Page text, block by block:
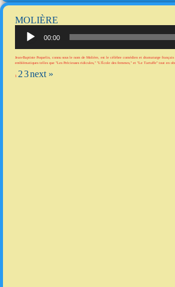
MOLIÈRE
00:00
Jean-Baptiste Poquelin, connu sous le nom de Molière, est le célèbre comédien et dramaturge
emblématiques telles que "Les Précieuses ridicules," "L'École des femmes," et "Le Tartuffe" tout en
1 23next »